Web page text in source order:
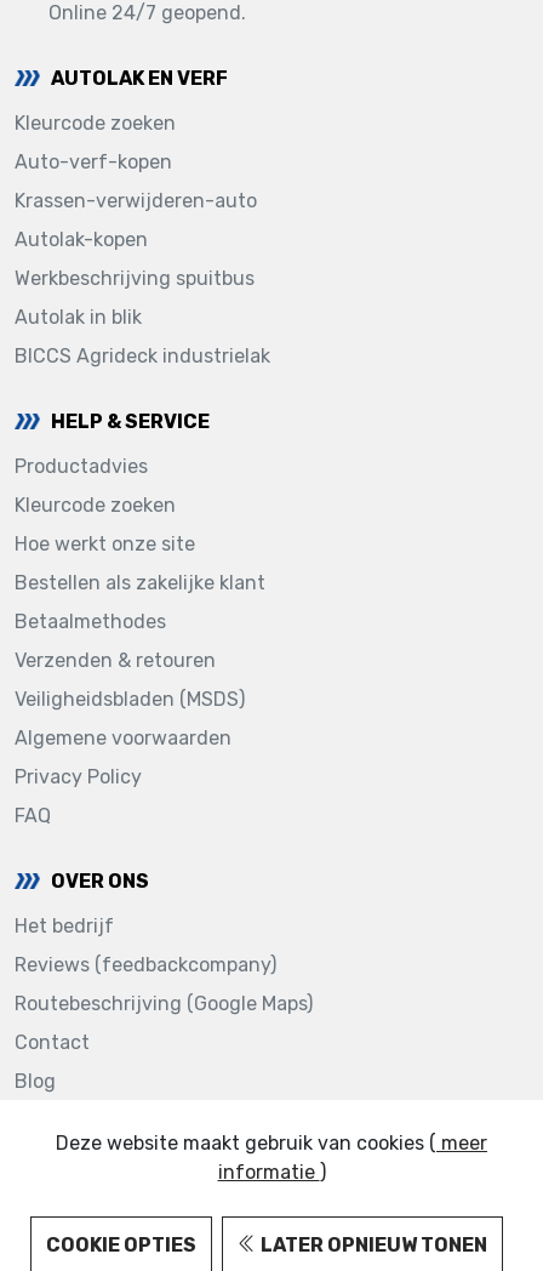
Online 24/7 geopend.
AUTOLAK EN VERF
Kleurcode zoeken
Auto-verf-kopen
Krassen-verwijderen-auto
Autolak-kopen
Werkbeschrijving spuitbus
Autolak in blik
BICCS Agrideck industrielak
HELP & SERVICE
Productadvies
Kleurcode zoeken
Hoe werkt onze site
Bestellen als zakelijke klant
Betaalmethodes
Verzenden & retouren
Veiligheidsbladen (MSDS)
Algemene voorwaarden
Privacy Policy
FAQ
OVER ONS
Het bedrijf
Reviews (feedbackcompany)
Routebeschrijving (Google Maps)
Contact
Blog
Deze website maakt gebruik van cookies ( meer
informatie )
COOKIE OPTIES LATER OPNIEUW TONEN